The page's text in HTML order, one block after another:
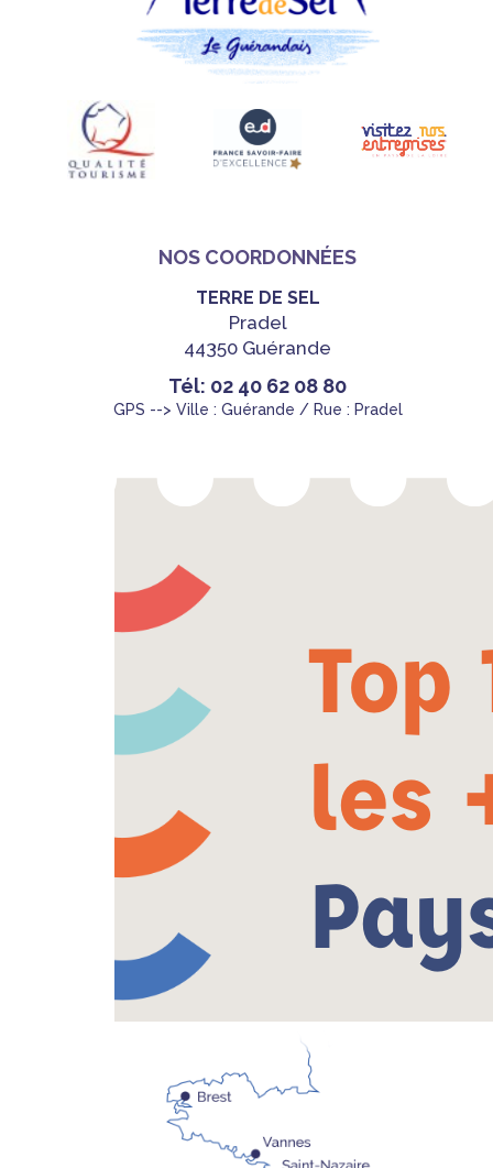
NOS COORDONNÉES
TERRE DE SEL
Pradel
44350 Guérande
Tél: 02 40 62 08 80
GPS --> Ville : Guérande / Rue : Pradel